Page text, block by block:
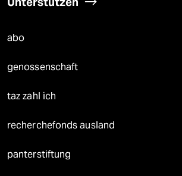
abo
genossenschaft
taz zahl ich
recherchefonds ausland
panterstiftung